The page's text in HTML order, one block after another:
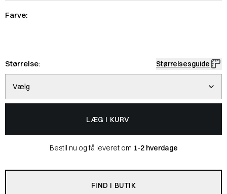
Farve:
Størrelse: Størrelsesguide
Vælg
LÆG I KURV
Bestil nu og få leveret om 1-2 hverdage
FIND I BUTIK